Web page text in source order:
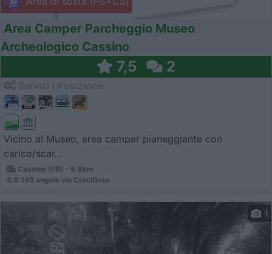
Area Camper Parcheggio Museo
Archeologico Cassino
7,5 2
Vicino al Museo, area camper pianeggiante con
carico/scar...
Cassino (FR) - 9.6km
S.R.149 angolo via Crocifisso
1